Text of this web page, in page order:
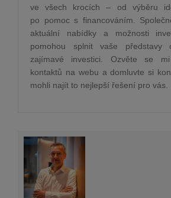
ve všech krocích – od výběru
po pomoc s financováním.
aktuální nabídky a možnosti
pomohou splnit vaše představy
zajímavé investici. Ozvěte se mi
kontaktů na webu a domluvte si
mohli najít to nejlepší řešení pro vás.